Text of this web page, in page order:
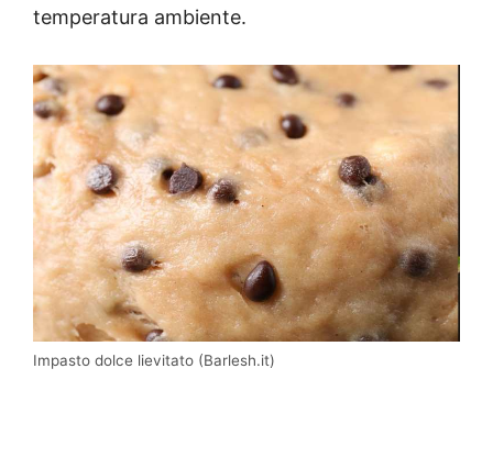
temperatura ambiente.
Impasto dolce lievitato (Barlesh.it)